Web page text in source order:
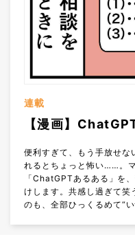
連載
【漫画】
便利すぎて、もう手放せな
れるとちょっと怖い……。
「ChatGPTあるある」を
けします。共感し過ぎて笑
のも、全部ひっくるめて“